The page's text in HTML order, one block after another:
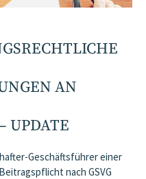
AN
UPDATE
Geschäftsführer einer
nach GSVG